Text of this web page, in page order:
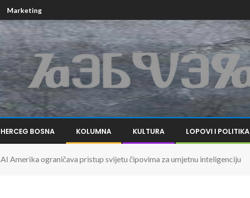
Marketing
HERCEG BOSNA KOLUMNA KULTURA LOPOVI I POLITIKA
AI Amerika ograničava pristup svijetu čipovima za umjetnu inteligenciju